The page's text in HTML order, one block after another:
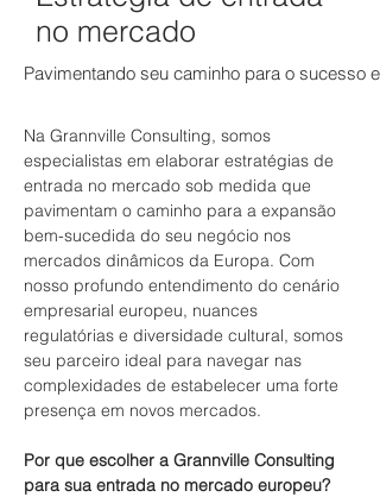
no mercado
Pavimentando seu caminho para o sucesso
Na Grannville Consulting, somos
especialistas em elaborar estratégias de
entrada no mercado sob medida que
pavimentam o caminho para a expansão
bem-sucedida do seu negócio nos
mercados dinâmicos da Europa. Com
nosso profundo entendimento do cenário
empresarial europeu, nuances
regulatórias e diversidade cultural, somos
seu parceiro ideal para navegar nas
complexidades de estabelecer uma forte
presença em novos mercados.
Por que escolher a Grannville Consulting
para sua entrada no mercado europeu?